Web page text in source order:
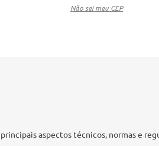
Não sei meu CEP
aspectos técnicos, normas e